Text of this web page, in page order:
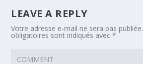
LEAVE A REPLY
Votre adresse e-mail ne sera pas publiée.
obligatoires sont indiqués avec*